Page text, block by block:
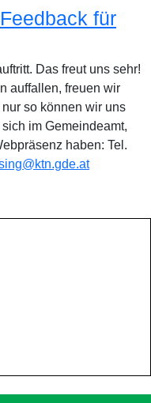
Feedback für
Das freut uns sehr!
auffallen, freuen wir
so können wir uns
im Gemeindeamt,
haben: Tel.